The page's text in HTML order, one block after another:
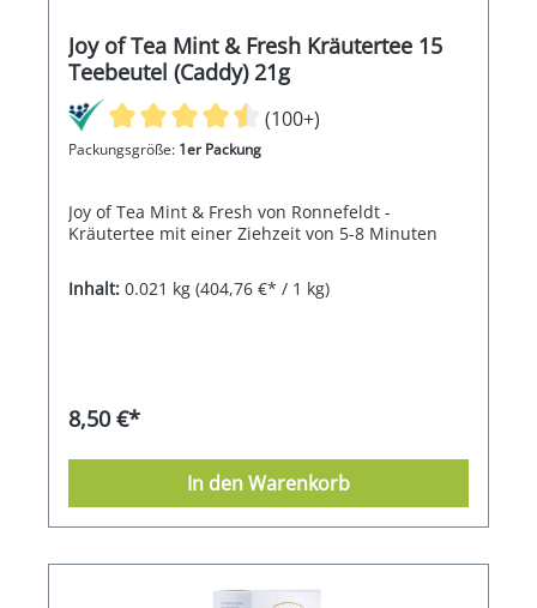
Joy of Tea Mint & Fresh Kräutertee 15
Teebeutel (Caddy) 21g
(100+)
Packungsgröße: 1er Packung
Joy of Tea Mint & Fresh von Ronnefeldt -
Kräutertee mit einer Ziehzeit von 5-8 Minuten
Inhalt: 0.021 kg (404,76 €* / 1 kg)
8,50 €*
In den Warenkorb